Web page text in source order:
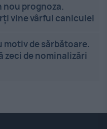
nou prognoza.
vine vârful caniculei
motiv de sărbătoare.
zeci de nominalizări